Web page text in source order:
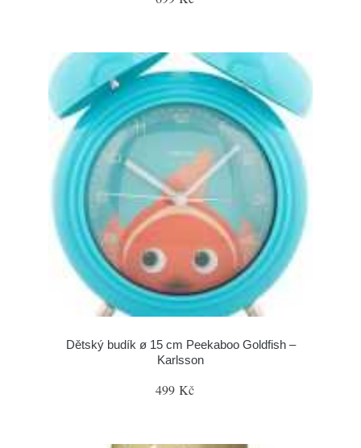
Dětský budík ø 15 cm Peekaboo Goldfish –
Karlsson
499 Kč